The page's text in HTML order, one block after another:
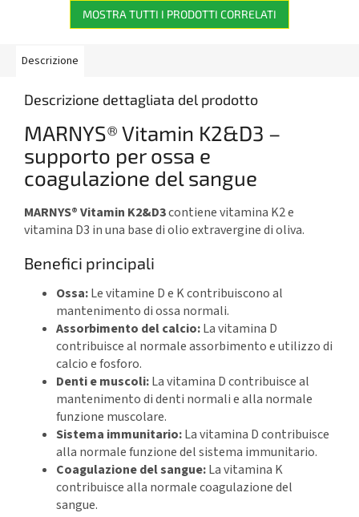
MOSTRA TUTTI I PRODOTTI CORRELATI
Descrizione
Descrizione dettagliata del prodotto
MARNYS® Vitamin K2&D3 –
supporto per ossa e
coagulazione del sangue
MARNYS® Vitamin K2&D3contiene vitamina K2 e
vitamina D3 in una base di olio extravergine di oliva.
Benefici principali
Ossa:Le vitamine D e K contribuiscono al
mantenimento di ossa normali.
Assorbimento del calcio:La vitamina D
contribuisce al normale assorbimento e utilizzo di
calcio e fosforo.
Denti e muscoli:La vitamina D contribuisce al
mantenimento di denti normali e alla normale
funzione muscolare.
Sistema immunitario:La vitamina D contribuisce
alla normale funzione del sistema immunitario.
Coagulazione del sangue:La vitamina K
contribuisce alla normale coagulazione del
sangue.